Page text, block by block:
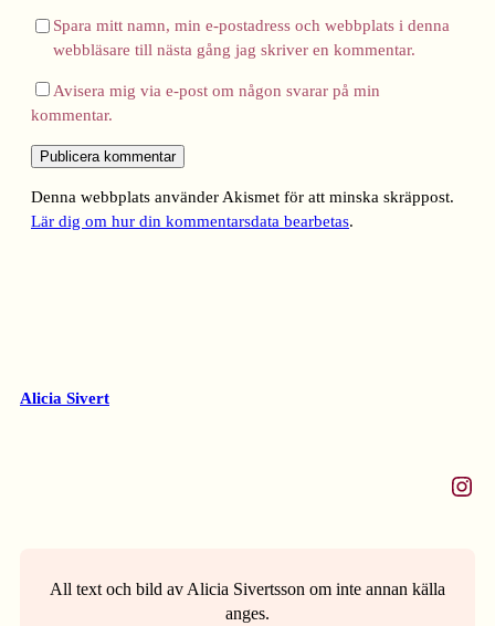
Spara mitt namn, min e-postadress och webbplats i denna
webbläsare till nästa gång jag skriver en kommentar.
Avisera mig via e-post om någon svarar på min
kommentar.
Denna webbplats använder Akismet för att minska skräppost.
Lär dig om hur din kommentarsdata bearbetas.
Alicia Sivert
Instagram
All text och bild av Alicia Sivertsson om inte annan källa
anges.